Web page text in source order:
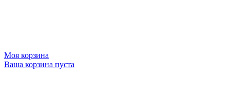
Моя корзина
Ваша корзина пуста